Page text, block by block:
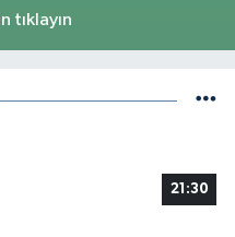
tıklayın
21:30